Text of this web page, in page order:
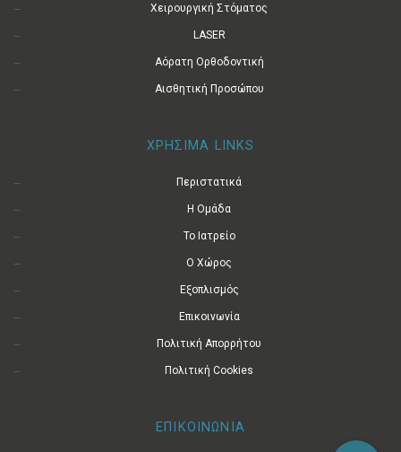
Χειρουργική Στόματος
LASER
Αόρατη Ορθοδοντική
Αισθητική Προσώπου
ΧΡΗΣΙΜΑ LINKS
Περιστατικά
Η Ομάδα
Το Ιατρείο
Ο Χώρος
Εξοπλισμός
Επικοινωνία
Πολιτική Απορρήτου
Πολιτική Cookies
ΕΠΙΚΟΙΝΩΝΙΑ